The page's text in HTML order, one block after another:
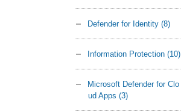
Defender for Identity (8)
Information Protection (10)
Microsoft Defender for Clo
ud Apps (3)